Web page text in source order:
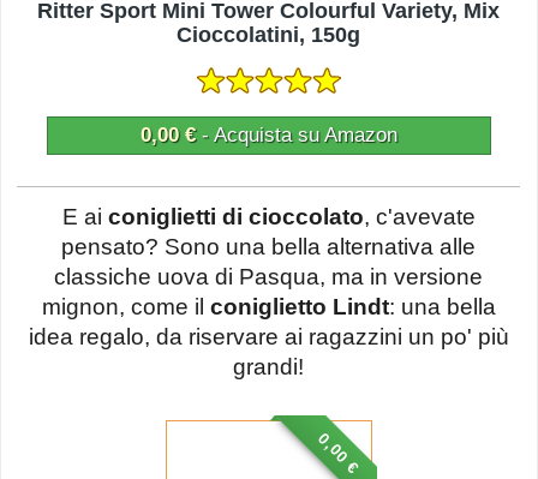
Ritter Sport Mini Tower Colourful Variety, Mix
Cioccolatini, 150g
0,00 €- Acquista su Amazon
E ai coniglietti di cioccolato, c'avevate
pensato? Sono una bella alternativa alle
classiche uova di Pasqua, ma in versione
mignon, come il coniglietto Lindt: una bella
idea regalo, da riservare ai ragazzini un po' più
grandi!
0,00 €